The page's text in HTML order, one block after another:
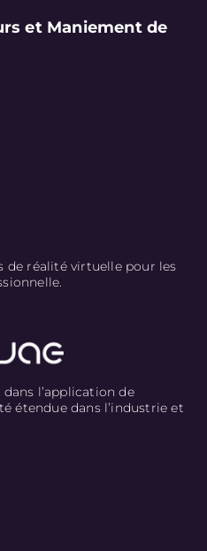
et Maniement de
de réalité virtuelle pour les
l’application de
étendue dans l’industrie et